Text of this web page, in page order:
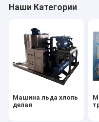
машина дробилки
Машины для
Криофризер & UTL-
Водоохладитель
Наши Категории
Машина льда хлопь
делая